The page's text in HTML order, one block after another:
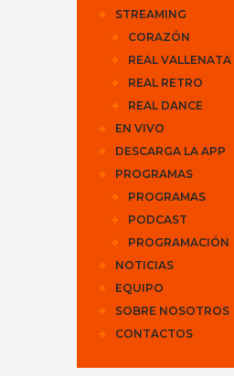
STREAMING
CORAZÓN
REAL VALLENATA
REAL RETRO
REAL DANCE
EN VIVO
DESCARGA LA APP
PROGRAMAS
PROGRAMAS
PODCAST
PROGRAMACIÓN
NOTICIAS
EQUIPO
SOBRE NOSOTROS
CONTACTOS